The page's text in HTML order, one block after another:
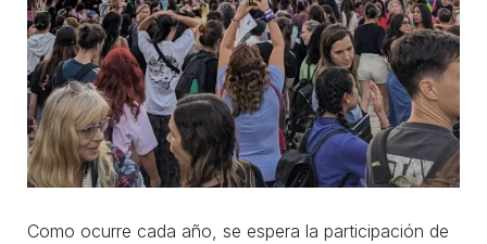
Como ocurre cada año, se espera la participación de